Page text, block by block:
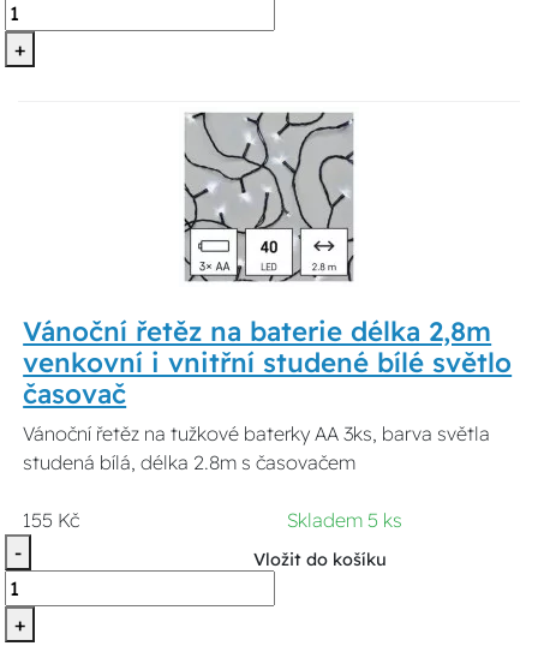
+
Vánoční řetěz na baterie délka 2,8m
venkovní i vnitřní studené bílé světlo
časovač
Vánoční řetěz na tužkové baterky AA 3ks, barva světla
studená bílá, délka 2.8m s časovačem
155 Kč
Skladem 5 ks
-
+
Vložit do košíku